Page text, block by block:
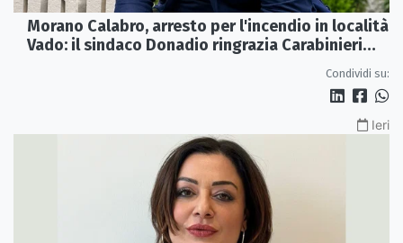
Morano Calabro, arresto per l'incendio in località
Vado: il sindaco Donadio ringrazia Carabinieri
Condividi su:
Ieri